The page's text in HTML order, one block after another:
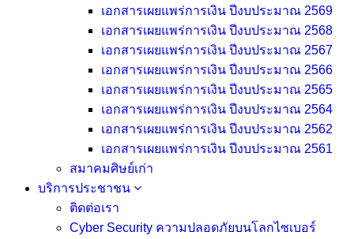
เอกสารเผยแพร่การเงิน ปีงบประมาณ 2569
เอกสารเผยแพร่การเงิน ปีงบประมาณ 2568
เอกสารเผยแพร่การเงิน ปีงบประมาณ 2567
เอกสารเผยแพร่การเงิน ปีงบประมาณ 2566
เอกสารเผยแพร่การเงิน ปีงบประมาณ 2565
เอกสารเผยแพร่การเงิน ปีงบประมาณ 2564
เอกสารเผยแพร่การเงิน ปีงบประมาณ 2562
เอกสารเผยแพร่การเงิน ปีงบประมาณ 2561
สมาคมศิษย์เก่า
บริการประชาชน
ติดต่อเรา
Cyber Security ความปลอดภัยบนโลกไซเบอร์